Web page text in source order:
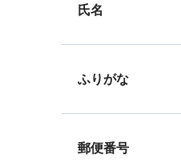
氏名
ふりがな
郵便番号